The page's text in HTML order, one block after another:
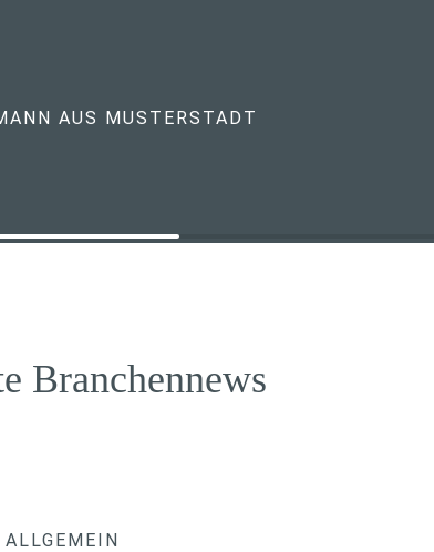
AUS MUSTERSTADT
Branchennews
ALLGEMEIN